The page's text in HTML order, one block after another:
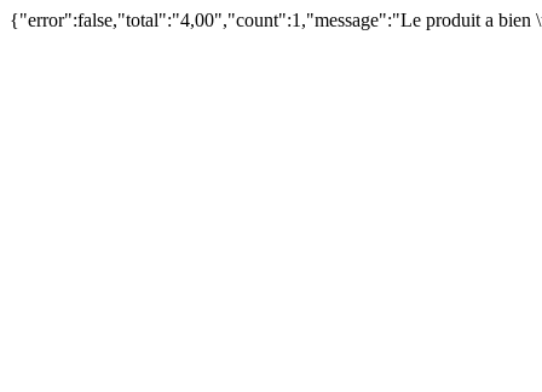
{"error":false,"total":"4,00","count":1,"message":"Le produit a bien